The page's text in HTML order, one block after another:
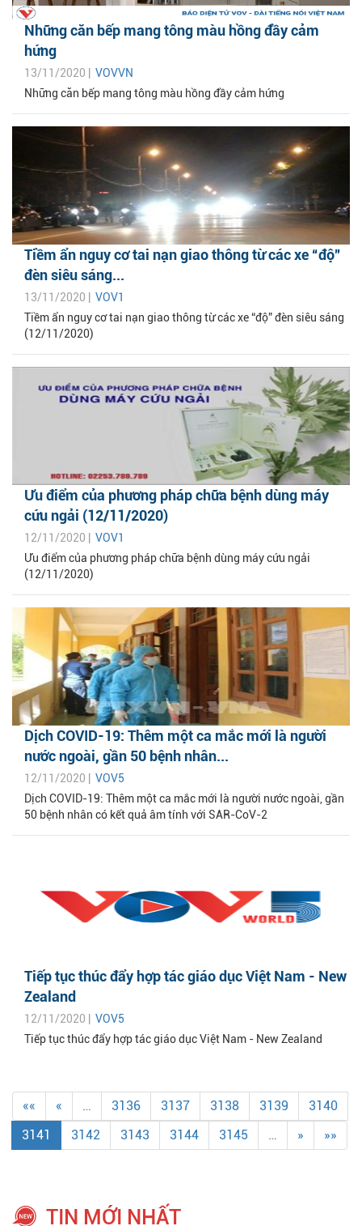
Những căn bếp mang tông màu hồng đầy cảm
hứng
13/11/2020 | VOVVN
Những căn bếp mang tông màu hồng đầy cảm hứng
Tiềm ẩn nguy cơ tai nạn giao thông từ các xe “độ”
đèn siêu sáng...
13/11/2020 | VOV1
Tiềm ẩn nguy cơ tai nạn giao thông từ các xe “độ” đèn siêu sáng
(12/11/2020)
Ưu điểm của phương pháp chữa bệnh dùng máy
cứu ngải (12/11/2020)
12/11/2020 | VOV1
Ưu điểm của phương pháp chữa bệnh dùng máy cứu ngải
(12/11/2020)
Dịch COVID-19: Thêm một ca mắc mới là người
nước ngoài, gần 50 bệnh nhân...
12/11/2020 | VOV5
Dịch COVID-19: Thêm một ca mắc mới là người nước ngoài, gần
50 bệnh nhân có kết quả âm tính với SAR-CoV-2
Tiếp tục thúc đẩy hợp tác giáo dục Việt Nam - New
Zealand
12/11/2020 | VOV5
Tiếp tục thúc đẩy hợp tác giáo dục Việt Nam - New Zealand
«« « … 3136 3137 3138 3139
3140
3141
3142 3143 3144 3145 … » »»
TIN MỚI NHẤT